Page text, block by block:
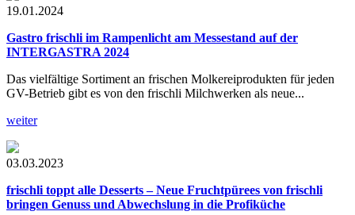
19.01.2024
Gastro frischli im Rampenlicht am Messestand auf der
INTERGASTRA 2024
Das vielfältige Sortiment an frischen Molkereiprodukten für jeden
GV-Betrieb gibt es von den frischli Milchwerken als neue...
weiter
03.03.2023
frischli toppt alle Desserts– Neue Fruchtpürees von frischli
bringen Genuss und Abwechslung in die Profiküche